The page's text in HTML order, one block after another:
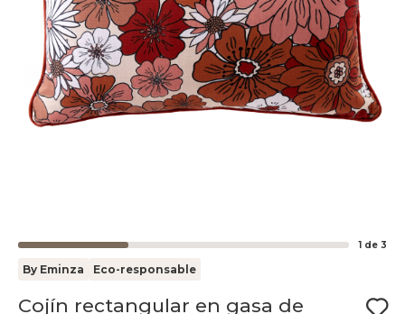
1 de 3
By Eminza Eco-responsable
Cojín rectangular en gasa de